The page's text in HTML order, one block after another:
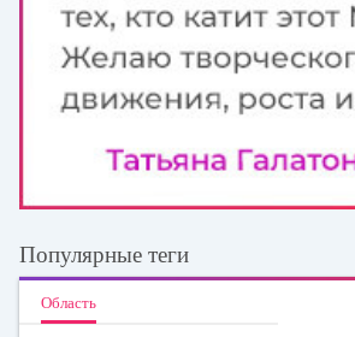
Популярные теги
Область